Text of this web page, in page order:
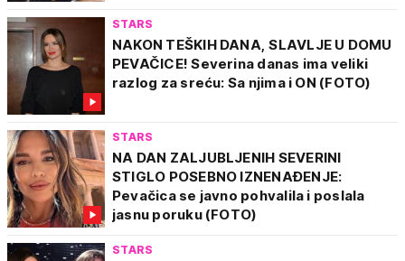
STARS
NAKON TEŠKIH DANA, SLAVLJE U DOMU
PEVAČICE! Severina danas ima veliki
razlog za sreću: Sa njima i ON (FOTO)
STARS
NA DAN ZALJUBLJENIH SEVERINI
STIGLO POSEBNO IZNENAĐENJE:
Pevačica se javno pohvalila i poslala
jasnu poruku (FOTO)
STARS